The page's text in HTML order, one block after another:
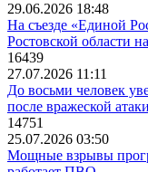
29.06.2026 18:48
На съезде «Единой
Ростовской области
16439
27.07.2026 11:11
До восьми человек
после вражеской
14751
25.07.2026 03:50
Мощные взрывы